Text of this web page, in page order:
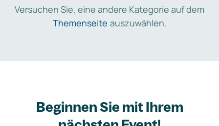
Versuchen Sie, eine andere Kategorie auf dem
Themenseite auszuwählen.
Beginnen Sie mit Ihrem